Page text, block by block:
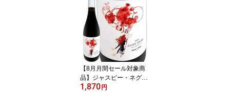
寄りのライトボディ 辛口
カタルーニャ テラ・アル
タ トニ・コカ コカ兄弟
ガルナッチャ・ブランカ
マカベオ 古木 高樹齢 ガ
ルナッチャ・ブランカ7
0% マカベオ30% 手摘み
【8月月間セール対象商
品】ジャスピー・ネグレ
2021 スペイン 赤ワイン
1,870円